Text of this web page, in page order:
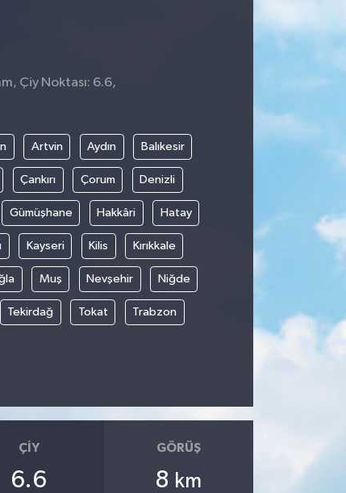
Çiy Noktası: 6.6,
Artvin Aydın Balıkesir
Çankırı Çorum Denizli
Gümüşhane Hakkâri Hatay
Kayseri Kilis Kırıkkale
Muş Nevşehir Niğde
Tekirdağ Tokat Trabzon
ÇIY
6.6
GÖRÜŞ
8 km